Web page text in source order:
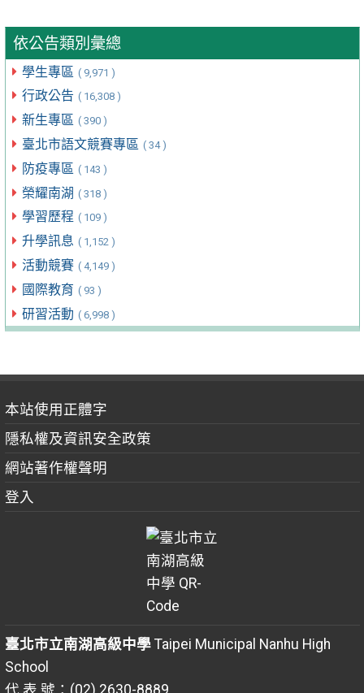
依公告類別彙總
學生專區 ( 9,971 )
行政公告 ( 16,308 )
新生專區 ( 390 )
臺北市語文競賽專區 ( 34 )
防疫專區 ( 143 )
榮耀南湖 ( 318 )
學習歷程 ( 109 )
升學訊息 ( 1,152 )
活動競賽 ( 4,149 )
國際教育 ( 93 )
研習活動 ( 6,998 )
本站使用正體字
隱私權及資訊安全政策
網站著作權聲明
登入
臺北市立南湖高級中學Taipei Municipal Nanhu High
School
代 表 號：(02) 2630-8889